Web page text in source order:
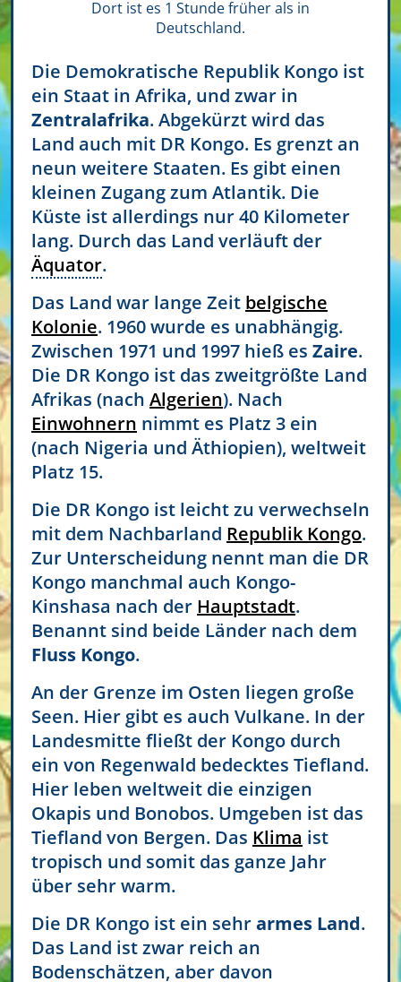
Dort ist es 1 Stunde früher als in
Deutschland.
Die Demokratische Republik Kongo ist
ein Staat in Afrika, und zwar in
Zentralafrika. Abgekürzt wird das
Land auch mit DR Kongo. Es grenzt an
neun weitere Staaten. Es gibt einen
kleinen Zugang zum Atlantik. Die
Küste ist allerdings nur 40 Kilometer
lang. Durch das Land verläuft der
Äquator.
Das Land war lange Zeit belgische
Kolonie. 1960 wurde es unabhängig.
Zwischen 1971 und 1997 hieß es Zaire.
Die DR Kongo ist das zweitgrößte Land
Afrikas (nach Algerien). Nach
Einwohnern nimmt es Platz 3 ein
(nach Nigeria und Äthiopien), weltweit
Platz 15.
Die DR Kongo ist leicht zu verwechseln
mit dem Nachbarland Republik Kongo.
Zur Unterscheidung nennt man die DR
Kongo manchmal auch Kongo-
Kinshasa nach der Hauptstadt.
Benannt sind beide Länder nach dem
Fluss Kongo.
An der Grenze im Osten liegen große
Seen. Hier gibt es auch Vulkane. In der
Landesmitte fließt der Kongo durch
ein von Regenwald bedecktes Tiefland.
Hier leben weltweit die einzigen
Okapis und Bonobos. Umgeben ist das
Tiefland von Bergen. Das Klima ist
tropisch und somit das ganze Jahr
über sehr warm.
Die DR Kongo ist ein sehrarmes Land.
Das Land ist zwar reich an
Bodenschätzen, aber davon